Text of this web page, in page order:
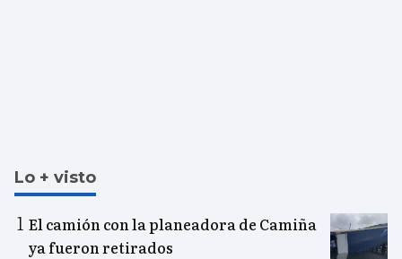
Lo + visto
El camión con la planeadora de Camiña
ya fueron retirados